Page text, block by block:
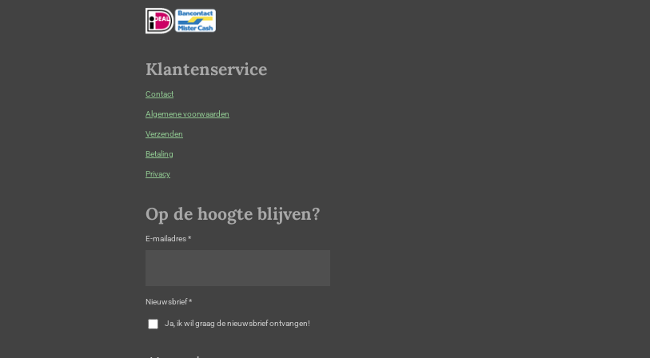
Klantenservice
Contact
Algemene voorwaarden
Verzenden
Betaling
Privacy
Op de hoogte blijven?
E-mailadres *
Nieuwsbrief *
Ja, ik wil graag de nieuwsbrief ontvangen!